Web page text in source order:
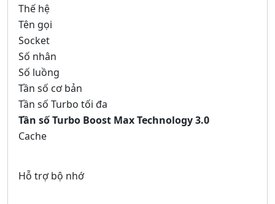
Thế hệ
Tên gọi
Socket
Số nhân
Số luồng
Tần số cơ bản
Tần số Turbo tối đa
Tần số Turbo Boost Max Technology 3.0
Cache
Hỗ trợ bộ nhớ